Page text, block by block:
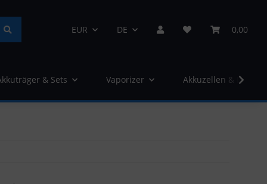
EUR DE 0,00
& Sets Vaporizer Akkuzellen &